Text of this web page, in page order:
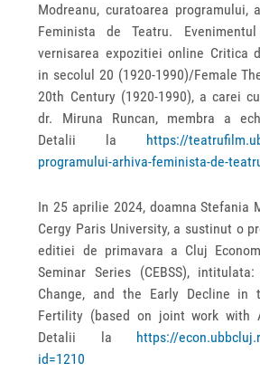
Modreanu, curatoarea programului,
Feminista de Teatru.
vernisarea expozitiei online Critica
in secolul 20 (1920-1990)/Female
20th Century (1920-1990), a carei
dr. Miruna Runcan, membra a
Detalii la
https://
programului-arhiva-feminista-de-
In 25 aprilie 2024, doamna Stefania
Cergy Paris University, a sustinut o
editiei de primavara a Cluj
Seminar Series (CEBSS),
Change, and the Early Decline in
Fertility (based on joint work with
Detalii la https://
id=1210